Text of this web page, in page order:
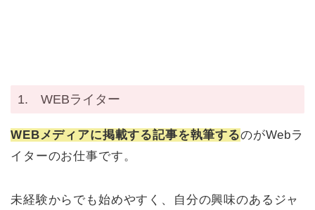
1. WEBライター
WEBメディアに掲載する記事を執筆するのがWebラ
イターのお仕事です。
未経験からでも始めやすく、自分の興味のあるジャ